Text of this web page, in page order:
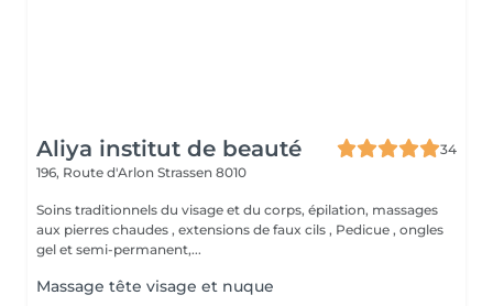
Aliya institut de beauté
34
196, Route d'Arlon Strassen 8010
Soins traditionnels du visage et du corps, épilation, massages
aux pierres chaudes , extensions de faux cils , Pedicue , ongles
gel et semi-permanent,...
Massage tête visage et nuque